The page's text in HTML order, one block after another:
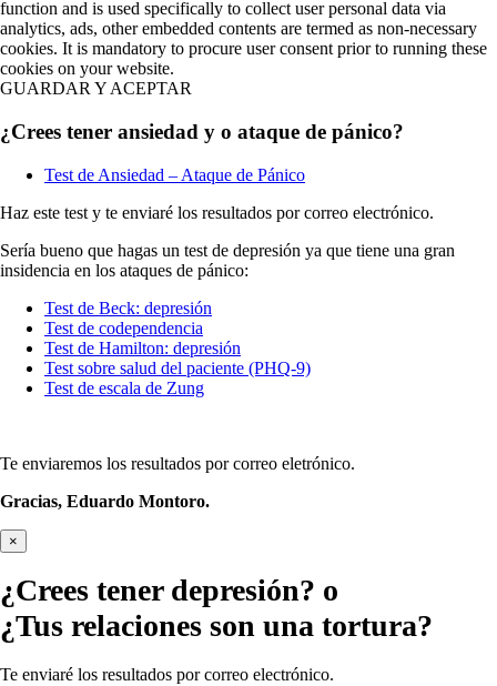
function and is used specifically to collect user personal data via
analytics, ads, other embedded contents are termed as non-necessary
cookies. It is mandatory to procure user consent prior to running these
cookies on your website.
GUARDAR Y ACEPTAR
¿Crees tener ansiedad y o ataque de pánico?
Test de Ansiedad – Ataque de Pánico
Haz este test y te enviaré los resultados por correo electrónico.
Sería bueno que hagas un test de depresión ya que tiene una gran
insidencia en los ataques de pánico:
Test de Beck: depresión
Test de codependencia
Test de Hamilton: depresión
Test sobre salud del paciente (PHQ-9)
Test de escala de Zung
Te enviaremos los resultados por correo eletrónico.
Gracias, Eduardo Montoro.
×
¿Crees tener depresión? o
¿Tus relaciones son una tortura?
Te enviaré los resultados por correo electrónico.